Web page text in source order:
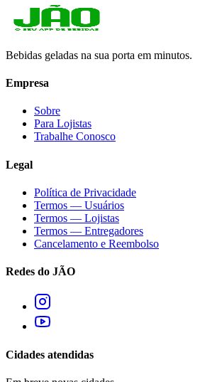
Bebidas geladas na sua porta em minutos.
Empresa
Sobre
Para Lojistas
Trabalhe Conosco
Legal
Política de Privacidade
Termos — Usuários
Termos — Lojistas
Termos — Entregadores
Cancelamento e Reembolso
Redes do JÃO
Cidades atendidas